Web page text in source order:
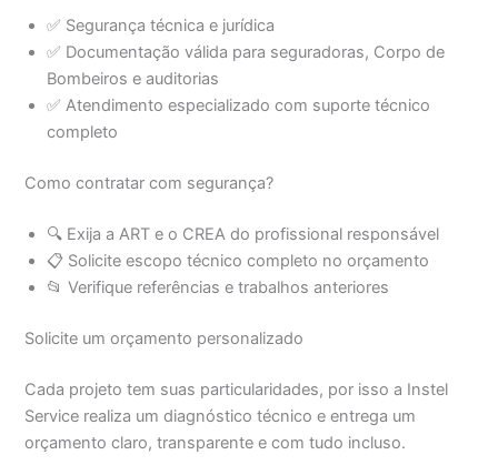
✅ Segurança técnica e jurídica
✅ Documentação válida para seguradoras, Corpo de
Bombeiros e auditorias
✅ Atendimento especializado com suporte técnico
completo
Como contratar com segurança?
🔍 Exija a ART e o CREA do profissional responsável
📋 Solicite escopo técnico completo no orçamento
📂 Verifique referências e trabalhos anteriores
Solicite um orçamento personalizado
Cada projeto tem suas particularidades, por isso a Instel
Service realiza um diagnóstico técnico e entrega um
orçamento claro, transparente e com tudo incluso.